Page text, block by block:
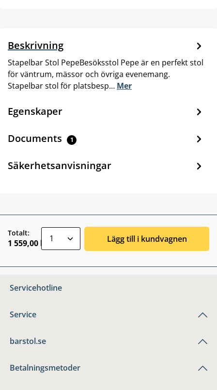
Beskrivning
Stapelbar Stol PepeBesöksstol Pepe är en perfekt stol
för väntrum, mässor och övriga evenemang.
Stapelbar stol för platsbesp… Mer
Egenskaper
Documents 1
Säkerhetsanvisningar
Totalt:
1 559,00 kr Lägg till i kundvagnen
Servicehotline
Service
barstol.se
Betalningsmetoder